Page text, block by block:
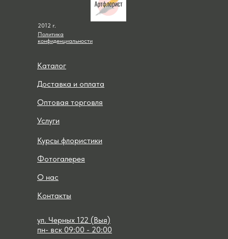
Курсы флористики
Фотогалерея
О нас
Контакты
Каталог
Доставка и оплата
Оптовая торговля
Услуги
ул. Черных 122 (Выя)
2012 г.
пн- вск 09:00 - 20:00
Политика
конфиденциальности